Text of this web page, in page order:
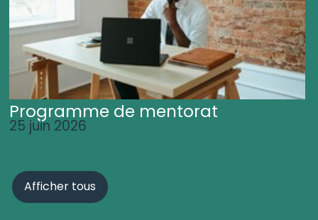
Programme de mentorat
25 juin 2026
Afficher tous